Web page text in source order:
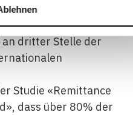
betroffen,
und Saudi-Arabien
dritter Stelle der
Studie «Remittance
dass über 80% der